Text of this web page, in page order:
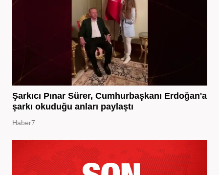
Şarkıcı Pınar Sürer, Cumhurbaşkanı Erdoğan'a
şarkı okuduğu anları paylaştı
Haber7